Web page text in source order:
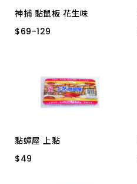
神捕 黏鼠板 花生味
$69-129
$69-129
黏蟑屋 上黏
$49
$49